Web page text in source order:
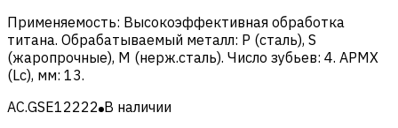
Применяемость: Высокоэффективная обработка
титана. Обрабатываемый металл: Р (сталь), S
(жаропрочные), M (нерж.сталь). Число зубьев: 4. APMX
(Lc), мм: 13.
AC.GSE12222 В наличии